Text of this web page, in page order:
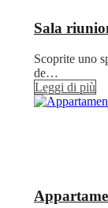
Sala
Scoprite uno
de…
Leggi di più